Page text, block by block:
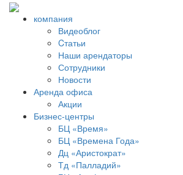
компания
Видеоблог
Cтатьи
Наши арендаторы
Сотрудники
Новости
Аренда офиса
Акции
Бизнес-центры
БЦ «Время»
БЦ «Времена Года»
Дц «Аристократ»
Тд «Палладий»